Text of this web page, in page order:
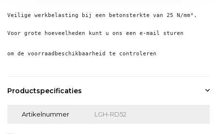
Veilige werkbelasting bij een betonsterkte van 25 N/mm².
Voor grote hoeveelheden kunt u ons een e-mail sturen
om de voorraadbeschikbaarheid te controleren
Productspecificaties
Artikelnummer LGH-RD52